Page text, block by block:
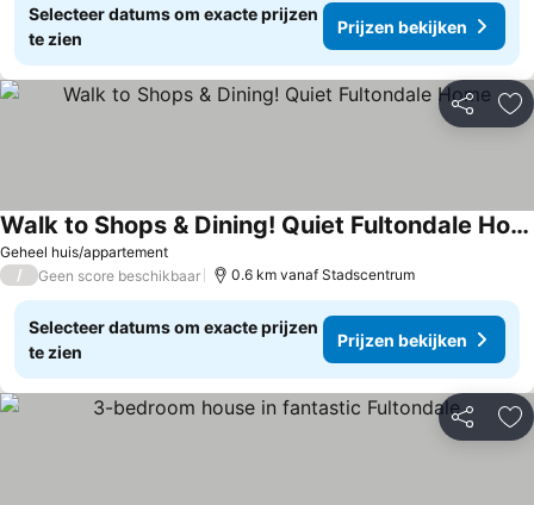
Selecteer datums om exacte prijzen
te zien
Prijzen bekijken
Delen
Geheel huis/appartement
Walk to Shops & Dining! Quiet Fultondale Home
/ Geen score beschikbaar 0.6 km vanaf Stadscentrum
Selecteer datums om exacte prijzen
te zien
Prijzen bekijken
Delen